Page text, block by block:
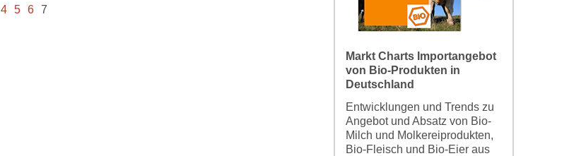
4 5 6 7
Markt Charts Importangebot
von Bio-Produkten in
Deutschland
Entwicklungen und Trends zu
Angebot und Absatz von Bio-
Milch und Molkereiprodukten,
Bio-Fleisch und Bio-Eier aus